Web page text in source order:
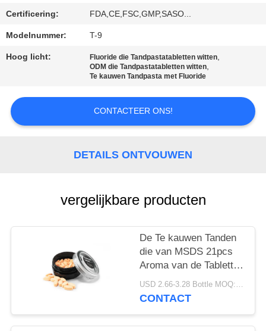
VERZOEK
OM
EEN
SITEMAP
Certificering: FDA,CE,FSC,GMP,SASO...
Modelnummer: T-9
Hoog licht: Fluoride die Tandpastatabletten witten,
ODM die Tandpastatabletten witten,
Te kauwen Tandpasta met Fluoride
CONTACTEER ONS!
DETAILS ONTVOUWEN
vergelijkbare producten
De Te kauwen Tanden
die van MSDS 21pcs
Aroma van de Tabletten
het Chemisch
afbreekbare Kauwgom
USD 2.66-3.28 Bottle MOQ:150 Flessen
CONTACT